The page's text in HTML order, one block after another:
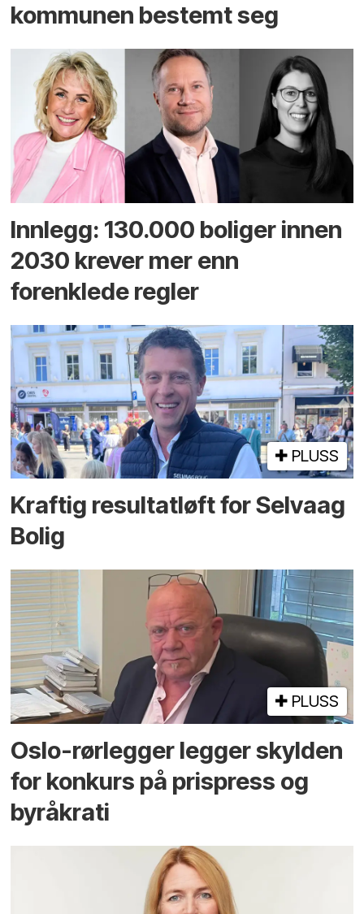
kommunen bestemt seg
Innlegg: 130.000 boliger innen
2030 krever mer enn
forenklede regler
PLUSS
Kraftig resultatløft for Selvaag
Bolig
PLUSS
Oslo-rørlegger legger skylden
for konkurs på prispress og
byråkrati